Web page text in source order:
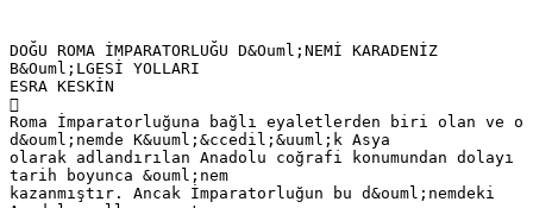
DOĞU ROMA İMPARATORLUĞU D&Ouml;NEMİ KARADENİZ
B&Ouml;LGESİ YOLLARI
ESRA KESKİN

Roma İmparatorluğuna bağlı eyaletlerden biri olan ve o
d&ouml;nemde K&uuml;&ccedil;&uuml;k Asya
olarak adlandırılan Anadolu coğrafi konumundan dolayı
tarih boyunca &ouml;nem
kazanmıştır. Ancak İmparatorluğun bu d&ouml;nemdeki